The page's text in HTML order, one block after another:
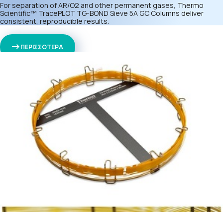
For separation of AR/O2 and other permanent gases, Thermo
Scientific™ TracePLOT TG-BOND Sieve 5A GC Columns deliver
consistent, reproducible results.
ΠΕΡΙΣΣΟΤΕΡΑ